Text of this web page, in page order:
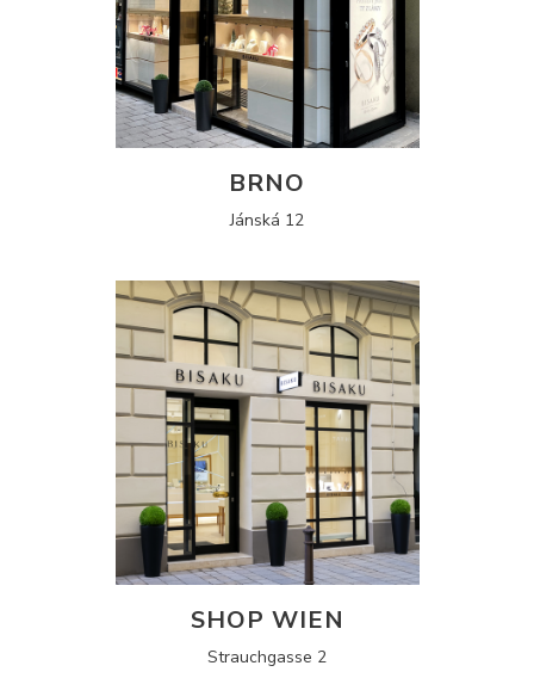
BRNO
Jánská 12
SHOP WIEN
Strauchgasse 2